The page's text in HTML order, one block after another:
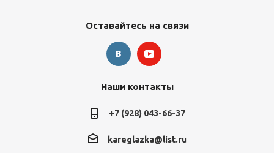
Оставайтесь на связи
Наши контакты
+7 (928) 043-66-37
kareglazka@list.ru